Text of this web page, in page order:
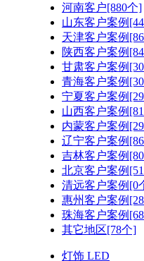
河南客户[880个]
山东客户案例
天津客户案例
陕西客户案例
甘肃客户案例
青海客户案例
宁夏客户案例
山西客户案例
内蒙客户案例
辽宁客户案例
吉林客户案例
北京客户案例
清远客户案例[0
惠州客户案例
珠海客户案例
其它地区[78个]
灯饰 LED